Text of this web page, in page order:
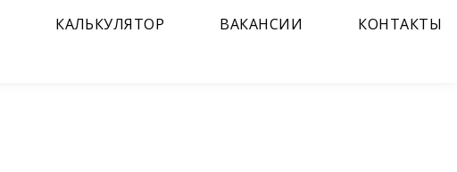
КАЛЬКУЛЯТОР ВАКАНСИИ КОНТАКТЫ